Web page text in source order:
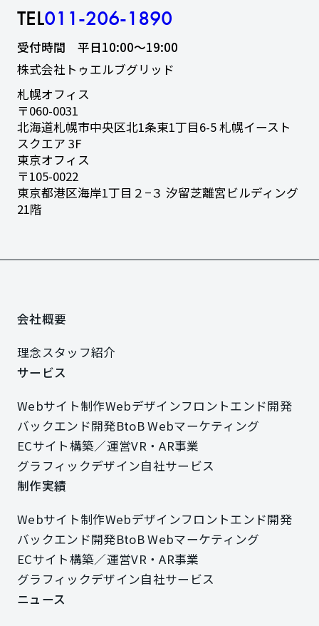
会社概要
理念
理念
スタッフ紹介
スタッフ紹介
サービス
Webサイト制作
Webサイト制作
Webデザイン
Webデザイン
フロントエンド開発
フロントエンド開発
バックエンド開発
バックエンド開発
BtoB Webマーケティング
BtoB Webマーケティング
ECサイト構築／運営
ECサイト構築／運営
VR・AR事業
VR・AR事業
グラフィックデザイン
グラフィックデザイン
自社サービス
制作実績
Webサイト制作
Webサイト制作
Webデザイン
Webデザイン
フロントエンド開発
フロントエンド開発
バックエンド開発
バックエンド開発
BtoB Webマーケティング
BtoB Webマーケティング
ECサイト構築／運営
ECサイト構築／運営
VR・AR事業
VR・AR事業
グラフィックデザイン
グラフィックデザイン
自社サービス
ニュース
TEL011-206-1890
受付時間 平日10:00〜19:00
株式会社トゥエルブグリッド
札幌オフィス
〒060-0031
北海道札幌市中央区北1条東1丁目6-5札幌イースト
スクエア 3F
東京オフィス
〒105-0022
東京都港区海岸1丁目２−３ 汐留芝離宮ビルディング
21階